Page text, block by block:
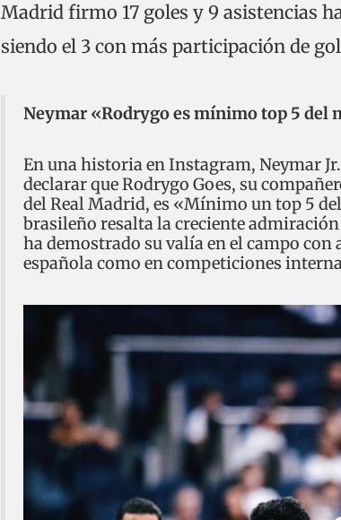
Madrid firmo 17 goles y 9 asistencias
siendo el 3 con más participación de
Neymar «Rodrygo es mínimo top 5 del
En una historia en Instagram, Neymar
declarar que Rodrygo Goes, su
del Real Madrid, es «Mínimo un top 5
brasileño resalta la creciente
ha demostrado su valía en el campo
española como en competiciones